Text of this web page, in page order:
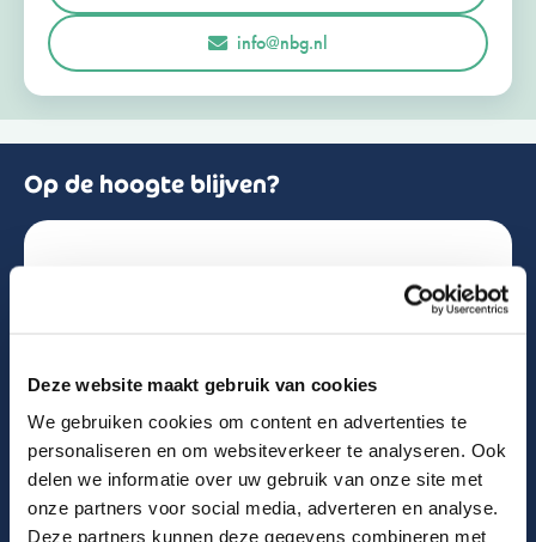
Deze website maakt gebruik van cookies
We gebruiken cookies om content en advertenties te
personaliseren en om websiteverkeer te analyseren. Ook
delen we informatie over uw gebruik van onze site met
onze partners voor social media, adverteren en analyse.
Deze partners kunnen deze gegevens combineren met
r
a
1
Opmerkingen of vragen
info@nbg.nl
Op de hoogte blijven?
Schrijf je in voor de nieuwsbrief!
Email